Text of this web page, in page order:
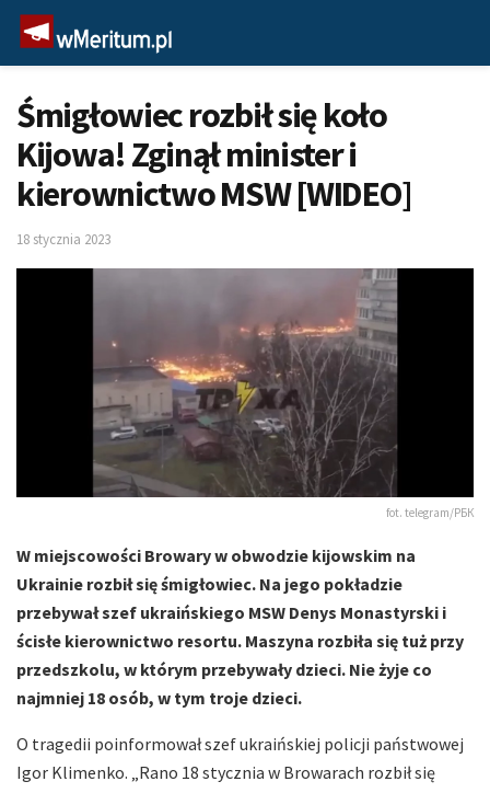
Śmigłowiec rozbił się koło
Kijowa! Zginął minister i
kierownictwo MSW [WIDEO]
18 stycznia 2023
fot. telegram/РБК
W miejscowości Browary w obwodzie kijowskim na
Ukrainie rozbił się śmigłowiec. Na jego pokładzie
przebywał szef ukraińskiego MSW Denys Monastyrski i
ścisłe kierownictwo resortu. Maszyna rozbiła się tuż przy
przedszkolu, w którym przebywały dzieci. Nie żyje co
najmniej 18 osób, w tym troje dzieci.
O tragedii poinformował szef ukraińskiej policji państwowej
Igor Klimenko. „Rano 18 stycznia w Browarach rozbił się